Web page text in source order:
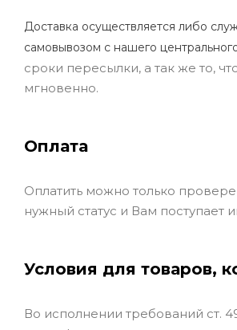
Доставка осуществляется либо
самовывозом с нашего
сроки пересылки, а так же то,
мгновенно.
Оплата
Оплатить можно только
нужный статус и Вам
Условия для товаров,
Во исполнении требований ст.